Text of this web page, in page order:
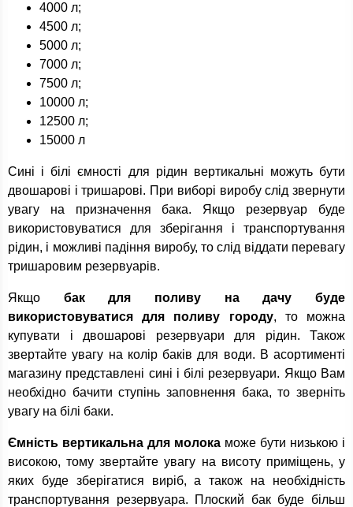
4000 л;
4500 л;
5000 л;
7000 л;
7500 л;
10000 л;
12500 л;
15000 л
Сині і білі ємності для рідин вертикальні можуть бути
двошарові і тришарові. При виборі виробу слід звернути
увагу на призначення бака. Якщо резервуар буде
використовуватися для зберігання і транспортування
рідин, і можливі падіння виробу, то слід віддати перевагу
тришаровим резервуарів.
Якщо бак для поливу на дачу буде
використовуватися для поливу городу, то можна
купувати і двошарові резервуари для рідин. Також
звертайте увагу на колір баків для води. В асортименті
магазину представлені сині і білі резервуари. Якщо Вам
необхідно бачити ступінь заповнення бака, то зверніть
увагу на білі баки.
Ємність вертикальна для молока може бути низькою і
високою, тому звертайте увагу на висоту приміщень, у
яких буде зберігатися виріб, а також на необхідність
транспортування резервуара. Плоский бак буде більш